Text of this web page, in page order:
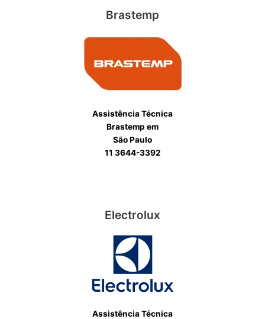
Brastemp
Assistência Técnica
Brastemp em
São Paulo
11 3644-3392
Electrolux
Assistência Técnica